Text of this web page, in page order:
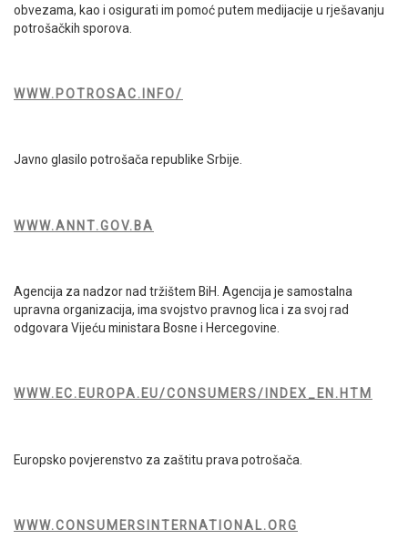
obvezama, kao i osigurati im pomoć putem medijacije u rješavanju
potrošačkih sporova.
WWW.POTROSAC.INFO/
Javno glasilo potrošača republike Srbije.
WWW.ANNT.GOV.BA
Agencija za nadzor nad tržištem BiH. Agencija je samostalna
upravna organizacija, ima svojstvo pravnog lica i za svoj rad
odgovara Vijeću ministara Bosne i Hercegovine.
WWW.EC.EUROPA.EU/CONSUMERS/INDEX_EN.HTM
Europsko povjerenstvo za zaštitu prava potrošača.
WWW.CONSUMERSINTERNATIONAL.ORG